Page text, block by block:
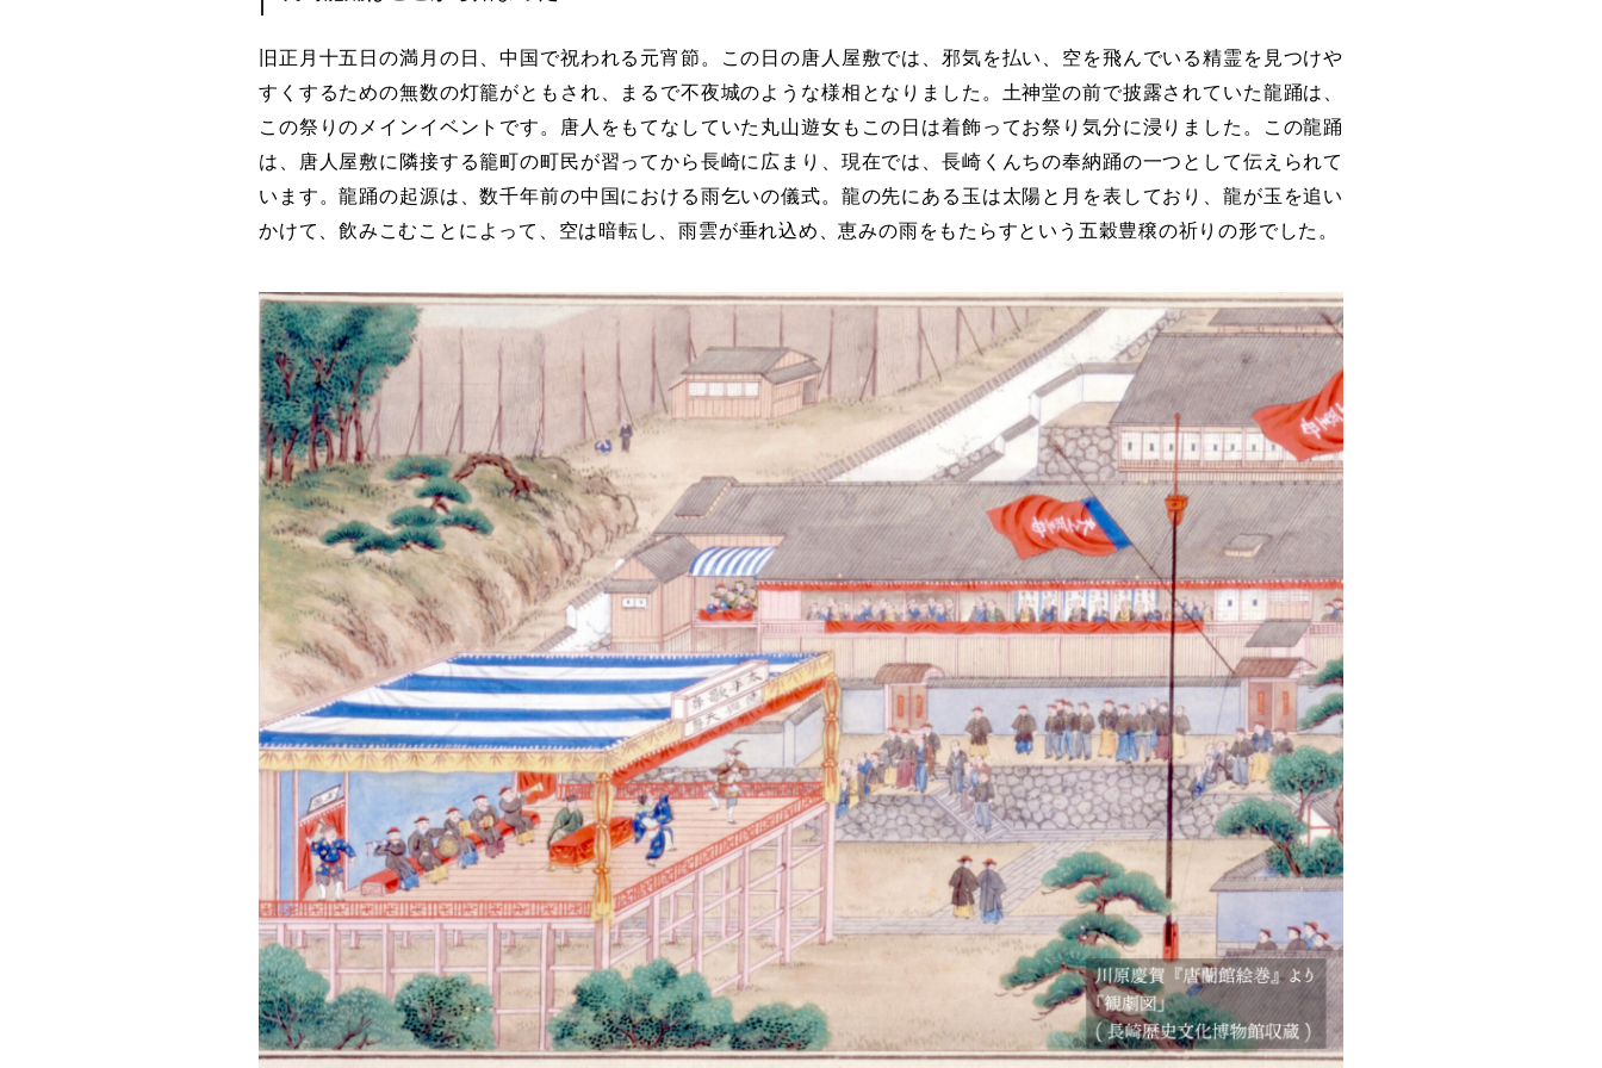
旧正月十五日の満月の日、中国で祝われる元宵節。この日の唐人屋敷では、邪気を払い、空を飛んでいる精霊を見つけや
すくするための無数の灯籠がともされ、まるで不夜城のような様相となりました。土神堂の前で披露されていた龍踊は、
この祭りのメインイベントです。唐人をもてなしていた丸山遊女もこの日は着飾ってお祭り気分に浸りました。この龍踊
は、唐人屋敷に隣接する籠町の町民が習ってから長崎に広まり、現在では、長崎くんちの奉納踊の一つとして伝えられて
います。龍踊の起源は、数千年前の中国における雨乞いの儀式。龍の先にある玉は太陽と月を表しており、龍が玉を追い
かけて、飲みこむことによって、空は暗転し、雨雲が垂れ込め、恵みの雨をもたらすという五穀豊穣の祈りの形でした。